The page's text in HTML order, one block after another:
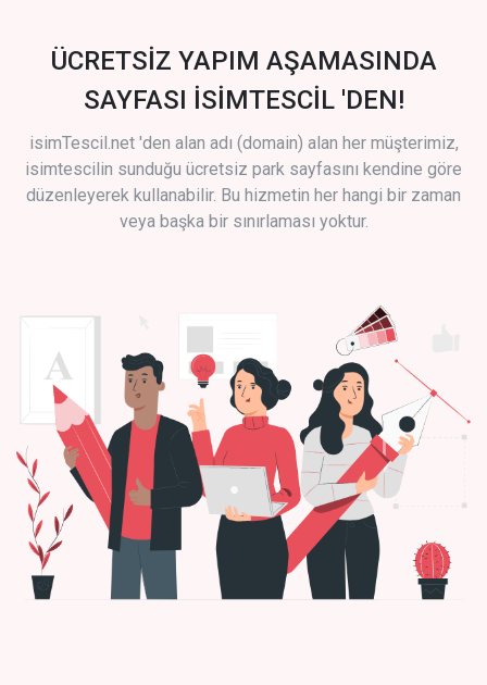
ÜCRETSİZ YAPIM AŞAMASINDA
SAYFASI İSİMTESCİL 'DEN!
isimTescil.net 'den alan adı (domain) alan her müşterimiz,
isimtescilin sunduğu ücretsiz park sayfasını kendine göre
düzenleyerek kullanabilir. Bu hizmetin her hangi bir zaman
veya başka bir sınırlaması yoktur.